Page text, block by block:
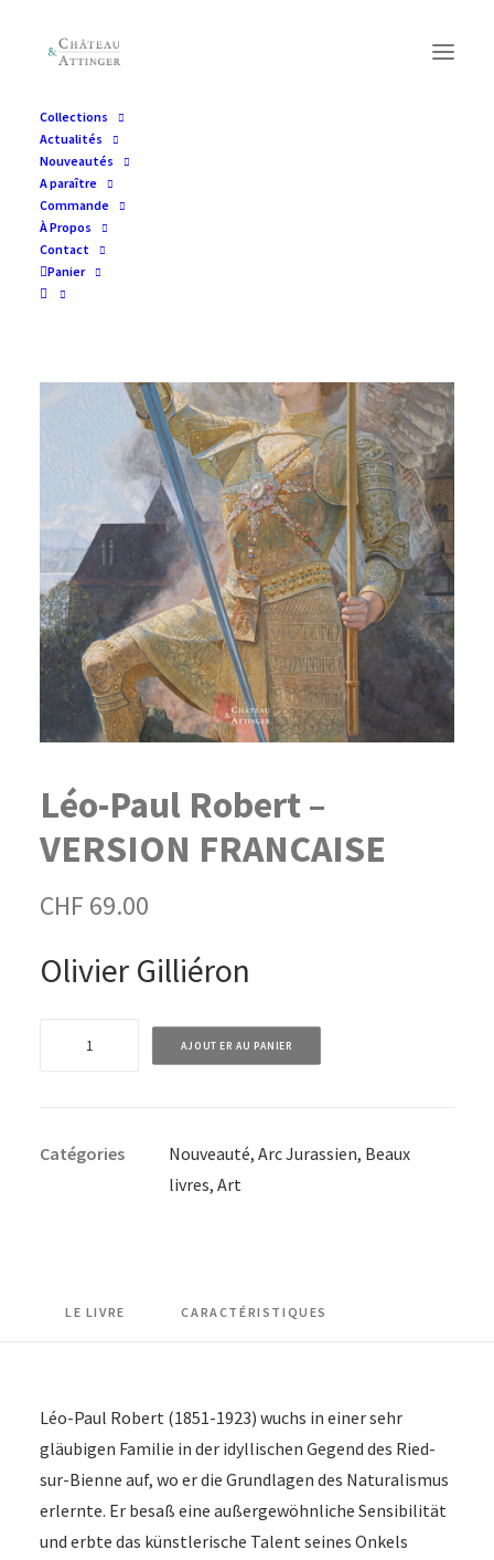
Collections
Actualités
Nouveautés
A paraître
Commande
À Propos
Contact
Panier
Léo-Paul Robert –
VERSION FRANCAISE
CHF 69.00
Olivier Gilliéron
Robert
AJOUTER AU PANIER
Catégories Nouveauté, Arc Jurassien, Beaux
livres, Art
LE LIVRE CARACTÉRISTIQUES
Léo-Paul Robert (1851-1923) wuchs in einer sehr
gläubigen Familie in der idyllischen Gegend des Ried-
sur-Bienne auf, wo er die Grundlagen des Naturalismus
erlernte. Er besaß eine außergewöhnliche Sensibilität
und erbte das künstlerische Talent seines Onkels